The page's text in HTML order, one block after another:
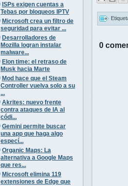
ISPs exigen cuentas a
Tebas por bloqueos IPTV
Microsoft crea un filtro de
seguridad para evitar ...
Desarrolladores de
Mozilla logran instalar
malware...
Elon time: el retraso de
Musk hacia Marte
Mod hace que el Steam
Controller vuelva solo a su
...
Akrites: nuevo frente
contra ataques de IA al
códi...
Gemini permite buscar
una app que haga algo
especí...
Organic Maps: La
alternativa a Google Maps
que res...
Microsoft elimina 119
extensiones de Edge que
0